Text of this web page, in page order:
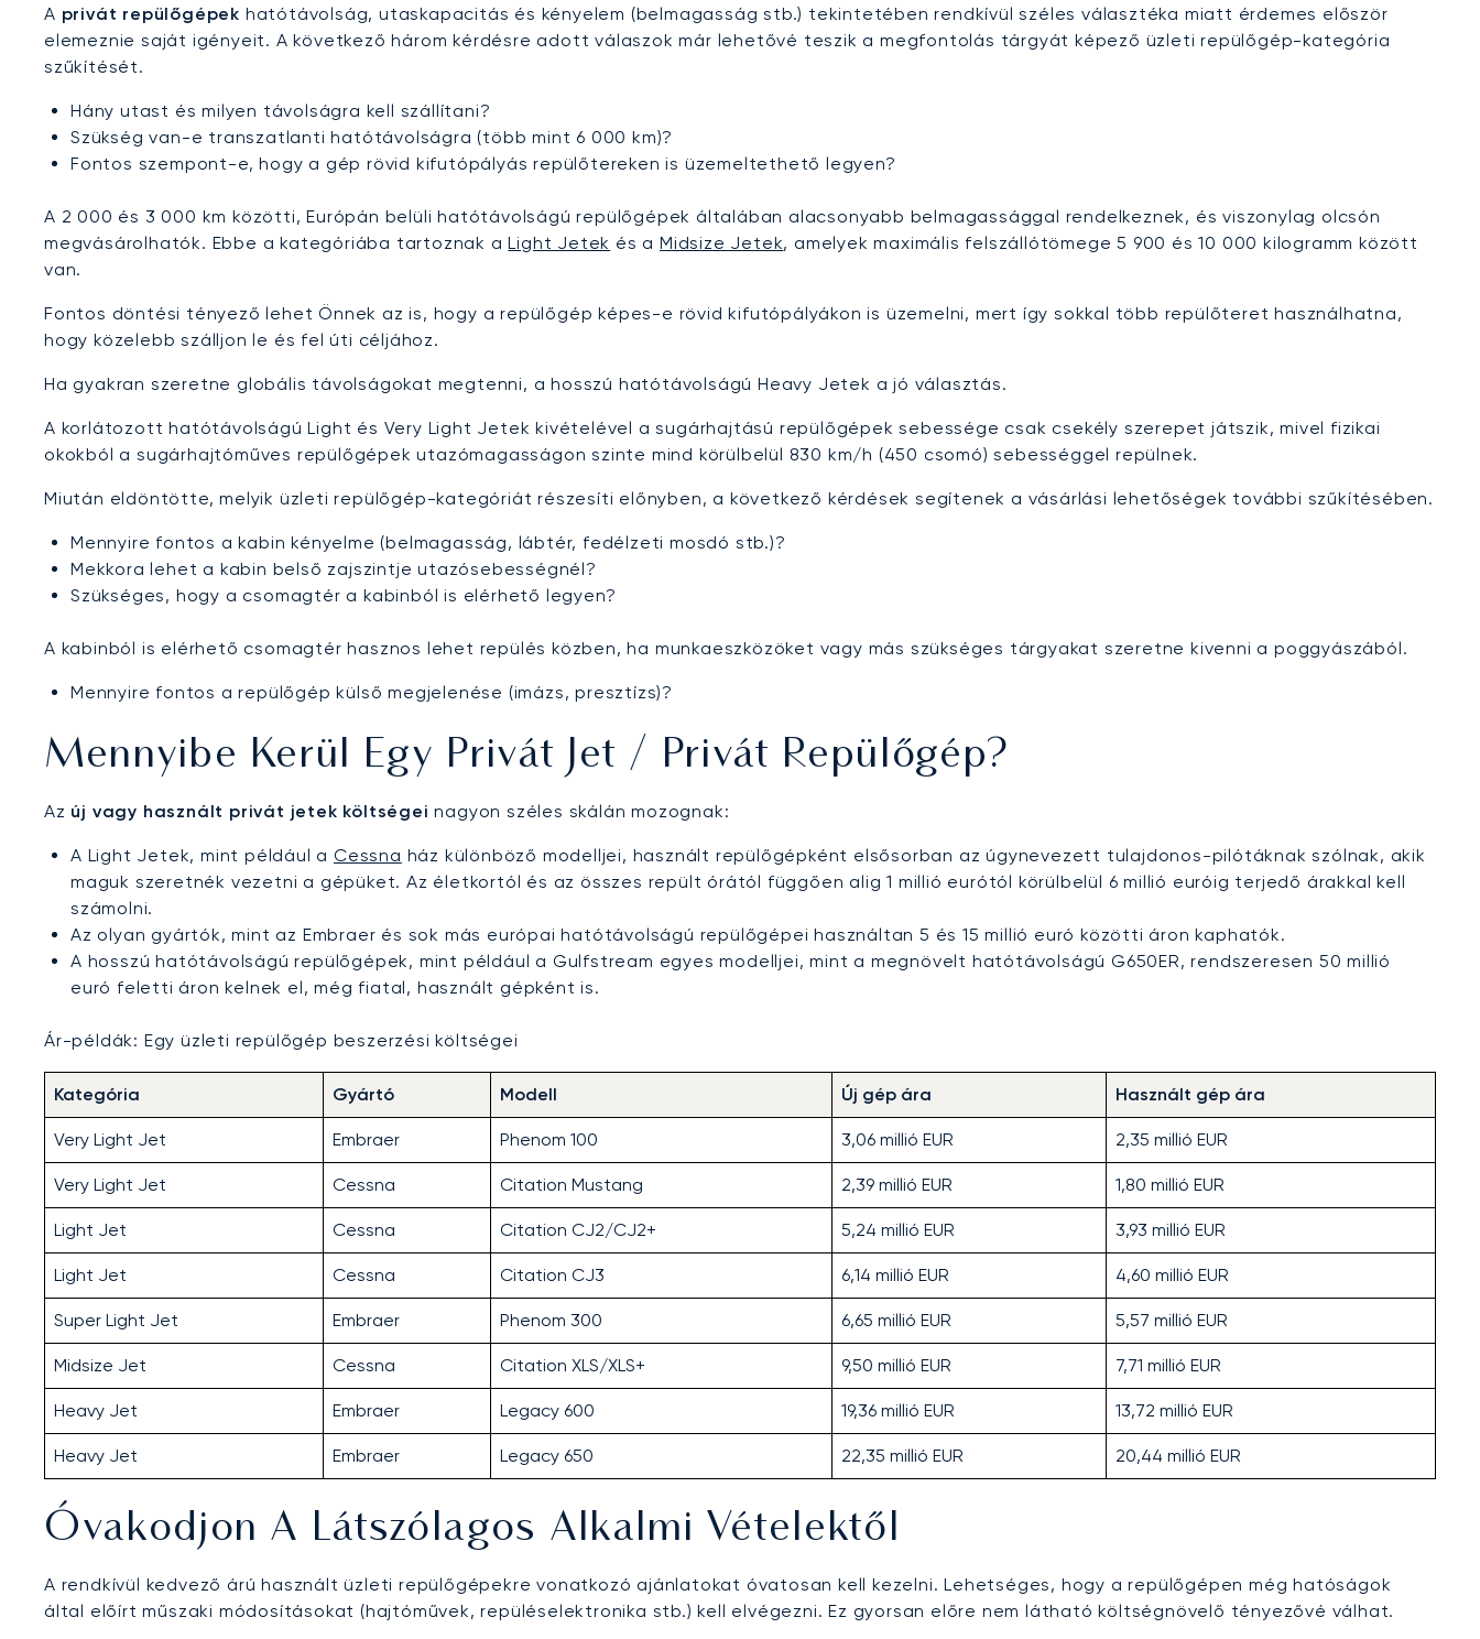
A privát repülőgépek hatótávolság, utaskapacitás és kényelem (belmagasság stb.) tekintetében rendkívül széles választéka miatt érdemes először
elemeznie saját igényeit. A következő három kérdésre adott válaszok már lehetővé teszik a megfontolás tárgyát képező üzleti repülőgép-kategória
szűkítését.
Hány utast és milyen távolságra kell szállítani?
Szükség van-e transzatlanti hatótávolságra (több mint 6 000 km)?
Fontos szempont-e, hogy a gép rövid kifutópályás repülőtereken is üzemeltethető legyen?
A 2 000 és 3 000 km közötti, Európán belüli hatótávolságú repülőgépek általában alacsonyabb belmagassággal rendelkeznek, és viszonylag olcsón
megvásárolhatók. Ebbe a kategóriába tartoznak aLight Jetek és aMidsize Jetek, amelyek maximális felszállótömege 5 900 és 10 000 kilogramm között
van.
Fontos döntési tényező lehet Önnek az is, hogy a repülőgép képes-e rövid kifutópályákon is üzemelni, mert így sokkal több repülőteret használhatna,
hogy közelebb szálljon le és fel úti céljához.
Ha gyakran szeretne globális távolságokat megtenni, a hosszú hatótávolságú Heavy Jetek a jó választás.
A korlátozott hatótávolságú Light és Very Light Jetek kivételével a sugárhajtású repülőgépek sebessége csak csekély szerepet játszik, mivel fizikai
okokból a sugárhajtóműves repülőgépek utazómagasságon szinte mind körülbelül 830 km/h (450 csomó) sebességgel repülnek.
Miután eldöntötte, melyik üzleti repülőgép-kategóriát részesíti előnyben, a következő kérdések segítenek a vásárlási lehetőségek további szűkítésében.
Mennyire fontos a kabin kényelme (belmagasság, lábtér, fedélzeti mosdó stb.)?
Mekkora lehet a kabin belső zajszintje utazósebességnél?
Szükséges, hogy a csomagtér a kabinból is elérhető legyen?
A kabinból is elérhető csomagtér hasznos lehet repülés közben, ha munkaeszközöket vagy más szükséges tárgyakat szeretne kivenni a poggyászából.
Mennyire fontos a repülőgép külső megjelenése (imázs, presztízs)?
Mennyibe Kerül Egy Privát Jet / Privát Repülőgép?
Az új vagy használt privát jetek költségei nagyon széles skálán mozognak:
A Light Jetek, mint például aCessna ház különböző modelljei, használt repülőgépként elsősorban az úgynevezett tulajdonos-pilótáknak szólnak, akik
maguk szeretnék vezetni a gépüket. Az életkortól és az összes repült órától függően alig 1 millió eurótól körülbelül 6 millió euróig terjedő árakkal kell
számolni.
Az olyan gyártók, mint az Embraer és sok más európai hatótávolságú repülőgépei használtan 5 és 15 millió euró közötti áron kaphatók.
A hosszú hatótávolságú repülőgépek, mint például a Gulfstream egyes modelljei, mint a megnövelt hatótávolságú G650ER, rendszeresen 50 millió
euró feletti áron kelnek el, még fiatal, használt gépként is.
Ár-példák: Egy üzleti repülőgép beszerzési költségei
Kategória Gyártó Modell Új gép ára Használt gép ára
Very Light Jet Embraer Phenom 100 3,06 millió EUR 2,35 millió EUR
Very Light Jet Cessna Citation Mustang 2,39 millió EUR 1,80 millió EUR
Light Jet Cessna Citation CJ2/CJ2+ 5,24 millió EUR 3,93 millió EUR
Light Jet Cessna Citation CJ3 6,14 millió EUR 4,60 millió EUR
Super Light Jet Embraer Phenom 300 6,65 millió EUR 5,57 millió EUR
Midsize Jet Cessna Citation XLS/XLS+ 9,50 millió EUR 7,71 millió EUR
Heavy Jet Embraer Legacy 600 19,36 millió EUR 13,72 millió EUR
Heavy Jet Embraer Legacy 650 22,35 millió EUR 20,44 millió EUR
Óvakodjon A Látszólagos Alkalmi Vételektől
A rendkívül kedvező árú használt üzleti repülőgépekre vonatkozó ajánlatokat óvatosan kell kezelni. Lehetséges, hogy a repülőgépen még hatóságok
által előírt műszaki módosításokat (hajtóművek, repüléselektronika stb.) kell elvégezni. Ez gyorsan előre nem látható költségnövelő tényezővé válhat.